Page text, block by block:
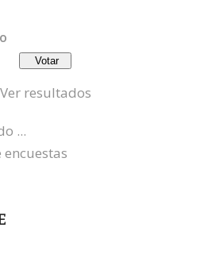
Ver resultados
...